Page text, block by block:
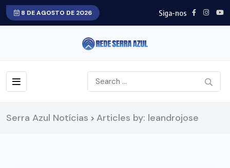
8 DE AGOSTO DE 2026 Siga-nos
Serra Azul Notícias > Articles by: leandrojose